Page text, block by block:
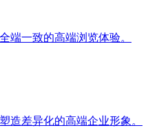
端一致的高端浏览体验。
造差异化的高端企业形象。